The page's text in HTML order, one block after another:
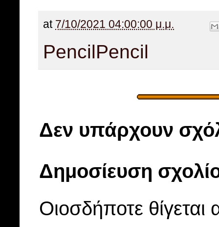
at 7/10/2021 04:00:00 μ.μ.
PencilPencil
Δεν υπάρχουν
Δημοσίευση
Οιοσδήποτε